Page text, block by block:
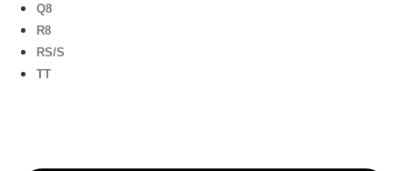
Q8
R8
RS/S
TT